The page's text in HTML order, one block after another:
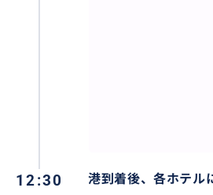
12:30 港到着後、各ホテル